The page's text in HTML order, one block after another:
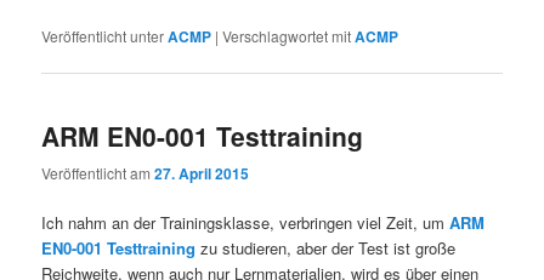
Veröffentlicht unterACMP |Verschlagwortet mitACMP
ARM EN0-001 Testtraining
Veröffentlicht am27. April 2015
Ich nahm an der Trainingsklasse, verbringen viel Zeit, umARM
EN0-001 Testtraining zu studieren, aber der Test ist große
Reichweite, wenn auch nur Lernmaterialien, wird es über einen